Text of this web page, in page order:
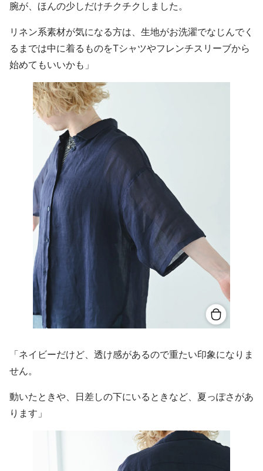
腕が、ほんの少しだけチクチクしました。
リネン系素材が気になる方は、生地がお洗濯でなじんでく
るまでは中に着るものをTシャツやフレンチスリーブから
始めてもいいかも」
「ネイビーだけど、透け感があるので重たい印象になりま
せん。
動いたときや、日差しの下にいるときなど、夏っぽさがあ
ります」